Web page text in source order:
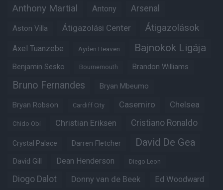
Anthony Martial Antony Arsenal
Aston Villa Átigazolási Center Átigazolások
Axel Tuanzebe Ayden Heaven Bajnokok Ligája
Benjamin Sesko Bournemouth Brandon Williams
Bruno Fernandes Bryan Mbeumo
Bryan Robson Cardiff City Casemiro Chelsea
Chido Obi Christian Eriksen Cristiano Ronaldo
Crystal Palace Darren Fletcher David De Gea
David Gill Dean Henderson Diego Leon
Diogo Dalot Donny van de Beek Ed Woodward